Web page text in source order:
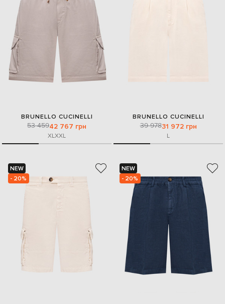
BRUNELLO CUCINELLI
53 45942 767 грн
XLXXL
BRUNELLO CUCINELLI
39 97831 972 грн
L
NEW
- 20%
NEW
- 20%